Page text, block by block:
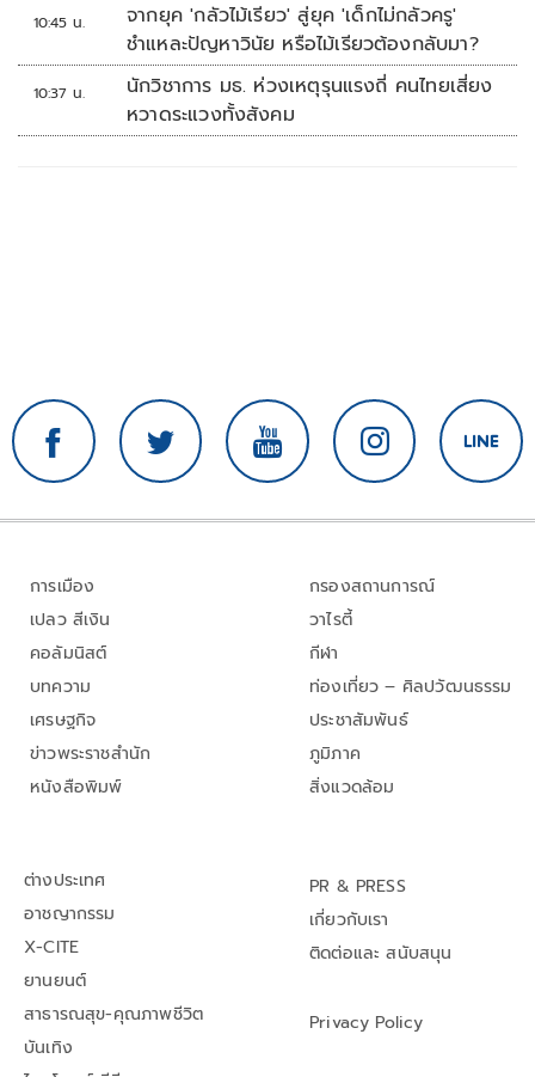
10:45 น.
จากยุค 'กลัวไม้เรียว' สู่ยุค 'เด็กไม่กลัวครู'
ชำแหละปัญหาวินัย หรือไม้เรียวต้องกลับมา?
10:37 น.
นักวิชาการ มธ. ห่วงเหตุรุนแรงถี่ คนไทยเสี่ยง
หวาดระแวงทั้งสังคม
การเมือง
เปลว สีเงิน
คอลัมนิสต์
บทความ
เศรษฐกิจ
ข่าวพระราชสำนัก
หนังสือพิมพ์
กรองสถานการณ์
วาไรตี้
กีฬา
ท่องเที่ยว – ศิลปวัฒนธรรม
ประชาสัมพันธ์
ภูมิภาค
สิ่งแวดล้อม
ต่างประเทศ
อาชญากรรม
X-CITE
ยานยนต์
สาธารณสุข-คุณภาพชีวิต
บันเทิง
PR & PRESS
เกี่ยวกับเรา
ติดต่อและ สนับสนุน
Privacy Policy